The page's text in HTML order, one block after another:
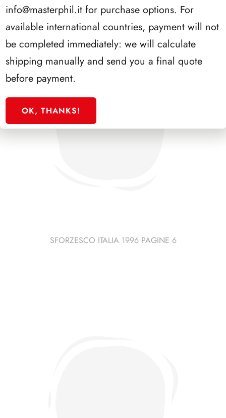
SFORZESCO ITALIA 1996 PAGINE 6
info@masterphil.it for purchase options. For
available international countries, payment will not
be completed immediately: we will calculate
shipping manually and send you a final quote
before payment.
OK, THANKS!